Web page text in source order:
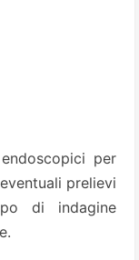
per
prelievi
di indagine